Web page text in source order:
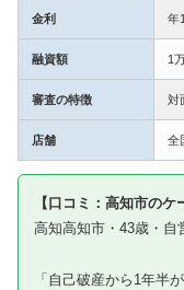
金利 年
融資額 1
審査の特徴 対
店舗 全
【口コミ：高知市のケ
高知高知市・43歳・自
「自己破産から1年半